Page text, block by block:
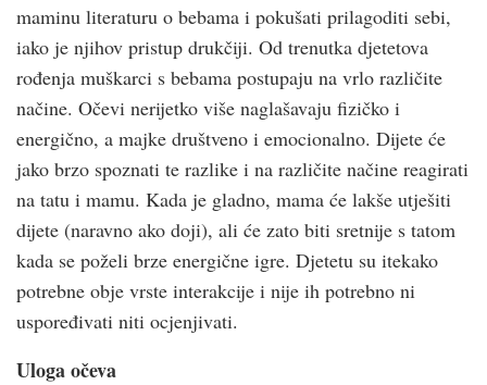
maminu literaturu o bebama i pokušati prilagoditi sebi,
iako je njihov pristup drukčiji. Od trenutka djetetova
rođenja muškarci s bebama postupaju na vrlo različite
načine. Očevi nerijetko više naglašavaju fizičko i
energično, a majke društveno i emocionalno. Dijete će
jako brzo spoznati te razlike i na različite načine reagirati
na tatu i mamu. Kada je gladno, mama će lakše utješiti
dijete (naravno ako doji), ali će zato biti sretnije s tatom
kada se poželi brze energične igre. Djetetu su itekako
potrebne obje vrste interakcije i nije ih potrebno ni
uspoređivati niti ocjenjivati.
Uloga očeva